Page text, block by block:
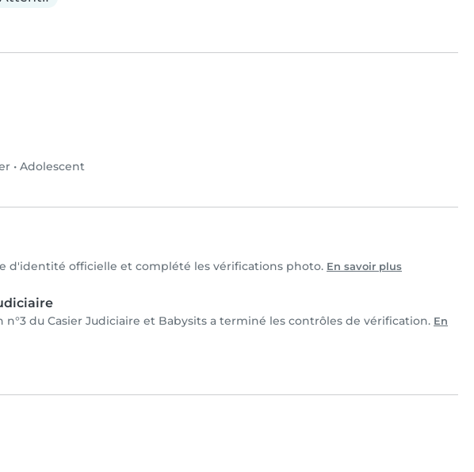
• Adolescent
d'identité officielle et complété les vérifications photo. En savoir plus
n°3 du Casier Judiciaire et Babysits a terminé les contrôles de vérification. En